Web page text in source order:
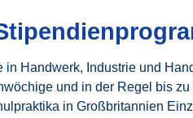
in Handwerk, Industrie und
und in der Regel bis
in Großbritannien